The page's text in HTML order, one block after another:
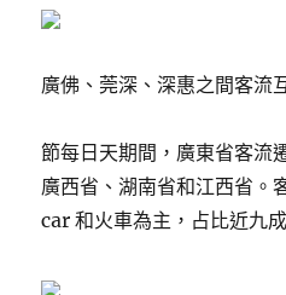
廣佛、莞深、深惠之間客流
節每日天期間，廣東省客流
廣西省、湖南省和江西省。
car 和火車為主，占比近九成